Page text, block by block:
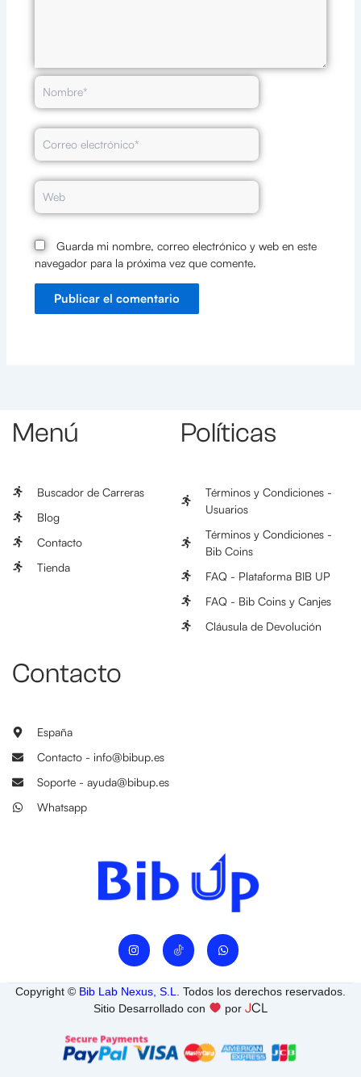
Nombre*
Correo
electrónico*
Web
Guarda mi nombre, correo electrónico y web en este
navegador para la próxima vez que comente.
I
n
a
g
r
W
h
s
a
p
p
Menú
Buscador de Carreras
Blog
Contacto
Tienda
Políticas
Términos y Condiciones -
Usuarios
Términos y Condiciones -
Bib Coins
FAQ - Plataforma BIB UP
FAQ - Bib Coins y Canjes
Cláusula de Devolución
Contacto
España
Contacto - info@bibup.es
Soporte - ayuda@bibup.es
Whatsapp
Copyright © Bib Lab Nexus, S.L
. Todos los derechos reservados.
Sitio Desarrollado con
por JCL